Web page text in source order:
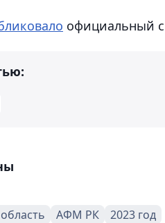
официальный
АФМ РК 2023 год